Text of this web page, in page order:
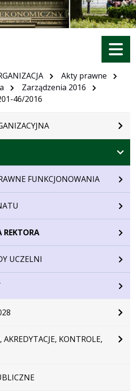
Menu
Akty prawne
Zarządzenia 2016
46/2016
FUNKCJONOWANIA
REKTORA
UCZELNI
KONTROLE,